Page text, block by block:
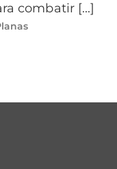
combatir [...]